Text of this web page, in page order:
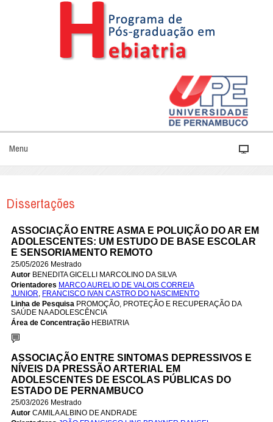
Menu
Dissertações